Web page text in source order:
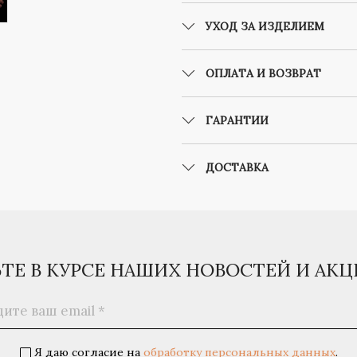
УХОД ЗА ИЗДЕЛИЕМ
ОПЛАТА И ВОЗВРАТ
ГАРАНТИИ
ДОСТАВКА
В КУРСЕ НАШИХ НОВОСТЕЙ И
Я даю согласие на обработку персональных данных.